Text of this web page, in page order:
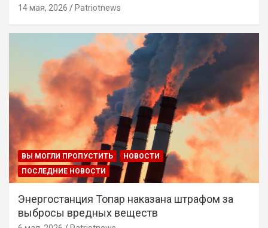
14 мая, 2026 Patriotnews
ВЫ МОГЛИ ПРОПУСТИТЬ
НОВОСТИ
ПОСЛЕДНИЕ НОВОСТИ
Энергостанция Топар наказана штрафом за
выбросы вредных веществ